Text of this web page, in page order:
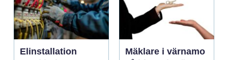
Elinstallation
Mäklare i värnamo